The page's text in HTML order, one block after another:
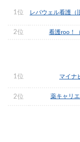
1位 レバウェル看護（
2位 看護roo！
1位 マイナ
2位 薬キャリ